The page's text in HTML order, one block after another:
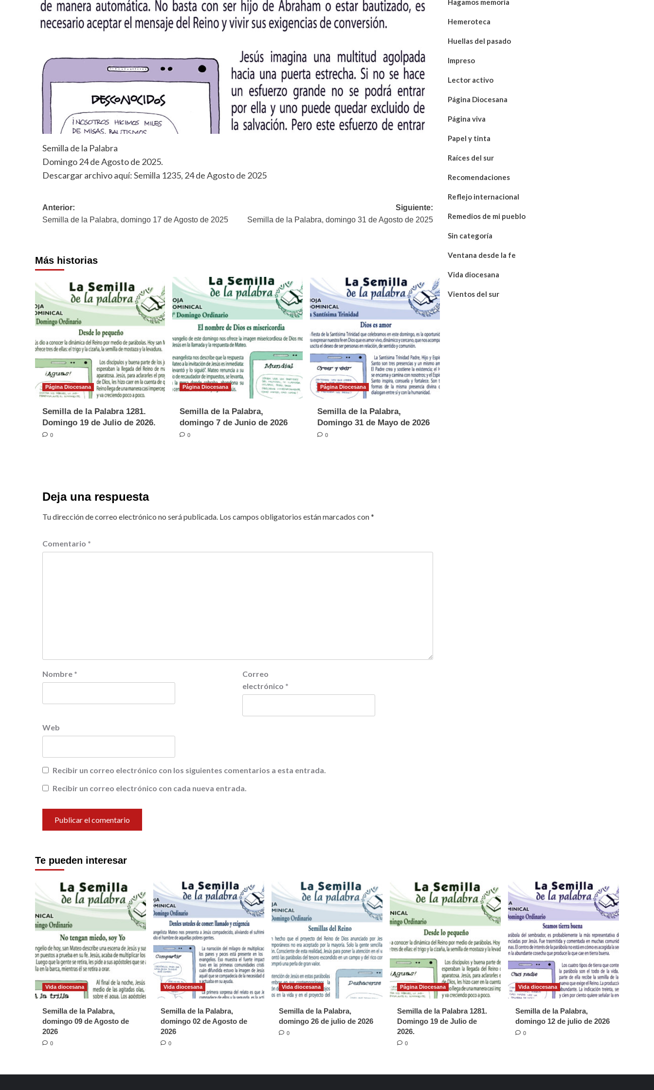
Semilla de la Palabra
Domingo 24 de Agosto de 2025.
Descargar archivo aquí:Semilla 1235, 24 de Agosto de 2025
Navegación
de
Anterior:
Semilla de la Palabra, domingo 17 de Agosto de 2025
Siguiente:
Semilla de la Palabra, domingo 31 de Agosto de 2025
Más historias
Página Diocesana
Semilla de la Palabra 1281.
Domingo 19 de Julio de 2026.
0
Página Diocesana
Semilla de la Palabra,
domingo 7 de Junio de 2026
0
Página Diocesana
Semilla de la Palabra,
Domingo 31 de Mayo de 2026
0
Deja una respuesta
Tu dirección de correo electrónico no será publicada. Los campos obligatorios están marcados con*
Comentario *
Nombre *
Correo
electrónico *
Web
Recibir un correo electrónico con los siguientes comentarios a esta entrada.
Recibir un correo electrónico con cada nueva entrada.
Hagamos memoria
Hemeroteca
Huellas del pasado
Impreso
Lector activo
Página Diocesana
Página viva
Papel y tinta
Raíces del sur
Recomendaciones
Reflejo internacional
Remedios de mi pueblo
Sin categoría
Ventana desde la fe
Vida diocesana
Vientos del sur
Te pueden interesar
Vida diocesana
Semilla de la Palabra,
domingo 09 de Agosto de
2026
0
Vida diocesana
Semilla de la Palabra,
domingo 02 de Agosto de
2026
0
Vida diocesana
Semilla de la Palabra,
domingo 26 de julio de 2026
0
Página Diocesana
Semilla de la Palabra 1281.
Domingo 19 de Julio de
2026.
0
Vida diocesana
Semilla de la Palabra,
domingo 12 de julio de 2026
0